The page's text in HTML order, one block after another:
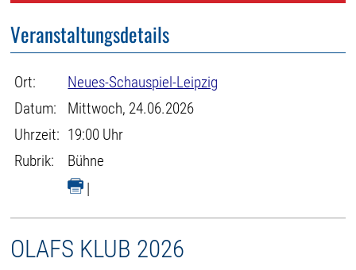
Veranstaltungsdetails
Ort:
Neues-Schauspiel-Leipzig
Datum:
Mittwoch, 24.06.2026
Uhrzeit: 19:00 Uhr
Rubrik:
Bühne
|
OLAFS KLUB 2026